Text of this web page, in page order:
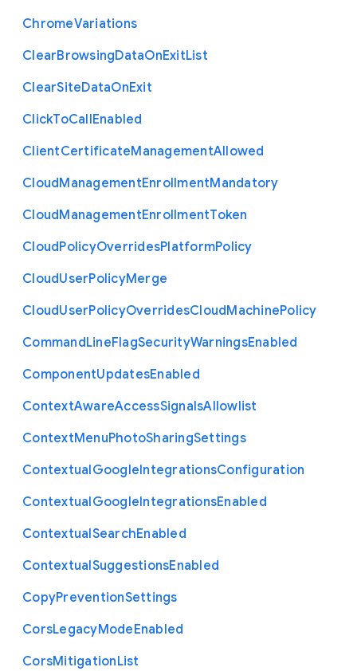
ChromeVariations
ClearBrowsingDataOnExitList
ClearSiteDataOnExit
ClickToCallEnabled
ClientCertificateManagementAllowed
CloudManagementEnrollmentMandatory
CloudManagementEnrollmentToken
CloudPolicyOverridesPlatformPolicy
CloudUserPolicyMerge
CloudUserPolicyOverridesCloudMachinePolicy
CommandLineFlagSecurityWarningsEnabled
ComponentUpdatesEnabled
ContextAwareAccessSignalsAllowlist
ContextMenuPhotoSharingSettings
ContextualGoogleIntegrationsConfiguration
ContextualGoogleIntegrationsEnabled
ContextualSearchEnabled
ContextualSuggestionsEnabled
CopyPreventionSettings
CorsLegacyModeEnabled
CorsMitigationList